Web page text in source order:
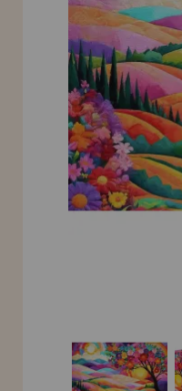
INFORMATION
Allez-y! Nous vous
NOUVEAU